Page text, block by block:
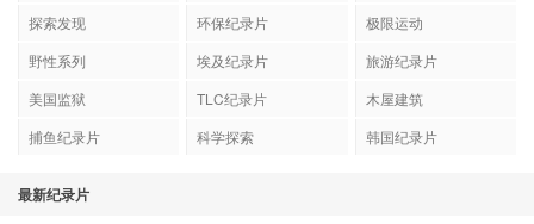
探索发现
环保纪录片
极限运动
野性系列
埃及纪录片
旅游纪录片
美国监狱
TLC纪录片
木屋建筑
捕鱼纪录片
科学探索 韩国纪录片
最新纪录片